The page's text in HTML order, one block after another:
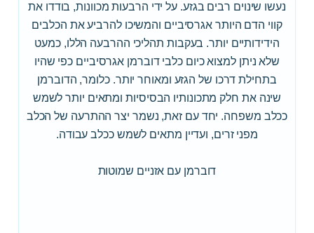
נעשו שינוים רבים בגזע. על ידי הרבעות מכוונות, בודדו את
קווי הדם היותר אגרסיביים והמשיכו להרביע את הכלבים
הידידותיים יותר. בעקבות תהליכי ההרבעה הללו, כמעט
שלא ניתן למצוא כיום כלבי דוברמן אגרסיביים כפי שהיו
בתחילת דרכו של הגזע ומאוחר יותר. כלומר, הדוברמן
שינה את חלק מתכונותיו הבסיסיות ומתאים יותר לשמש
ככלב משפחה. יחד עם זאת, נשמר יצר ההתרעה של הכלב
מפני זרים, ועדיין מתאים לשמש ככלב עבודה.
דוברמן עם אזניים שמוטות